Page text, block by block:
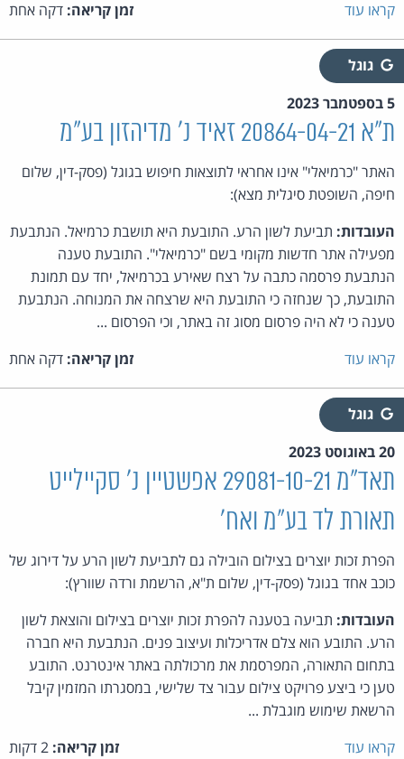
קראו עוד
זמן קריאה: דקה אחת
גוגל
5 בספטמבר 2023
ת"א 20864-04-21 זאיד נ' מדיהזון בע"מ
האתר "כרמיאלי" אינו אחראי לתוצאות חיפוש בגוגל (פסק-דין, שלום
חיפה, השופטת סיגלית מצא):
העובדות: תביעת לשון הרע. התובעת היא תושבת כרמיאל. הנתבעת
מפעילה אתר חדשות מקומי בשם "כרמיאלי". התובעת טענה
הנתבעת פרסמה כתבה על רצח שאירע בכרמיאל, יחד עם תמונת
התובעת, כך שנחזה כי התובעת היא שרצחה את המנוחה. הנתבעת
טענה כי לא היה פרסום מסוג זה באתר, וכי הפרסום ...
קראו עוד
זמן קריאה: דקה אחת
גוגל
20 באוגוסט 2023
תאד"מ 29081-10-21 אפשטיין נ' סקיילייט
תאורת לד בע"מ ואח'
הפרת זכות יוצרים בצילום הובילה גם לתביעת לשון הרע על דירוג של
כוכב אחד בגוגל (פסק-דין, שלום ת"א, הרשמת ורדה שוורץ):
העובדות: תביעה בטענה להפרת זכות יוצרים בצילום והוצאת לשון
הרע. התובע הוא צלם אדריכלות ועיצוב פנים. הנתבעת היא חברה
בתחום התאורה, המפרסמת את מרכולתה באתר אינטרנט. התובע
טען כי ביצע פרויקט צילום עבור צד שלישי, במסגרתו המזמין קיבל
הרשאת שימוש מוגבלת ...
קראו עוד
זמן קריאה: